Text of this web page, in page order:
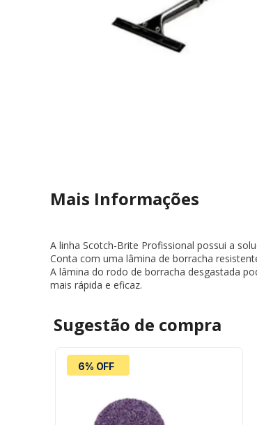
Mais Informações
A linha Scotch-Brite Profissional possui a
Conta com uma lâmina de borracha
A lâmina do rodo de borracha desgastada
mais rápida e eficaz.
Sugestão de compra
6% OFF